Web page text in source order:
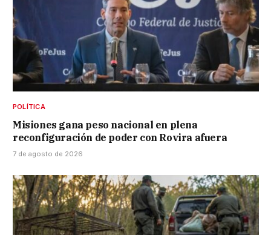
POLÍTICA
Misiones gana peso nacional en plena
reconfiguración de poder con Rovira afuera
7 de agosto de 2026